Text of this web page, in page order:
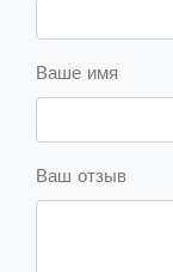
Ваше имя
Ваш отзыв